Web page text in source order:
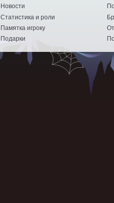
Новости
Статистика и роли
Памятка игроку
Подарки